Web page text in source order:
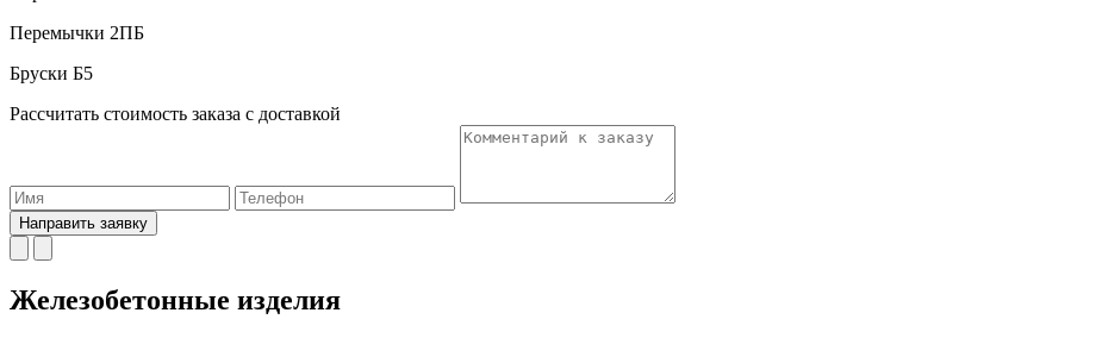
Перемычки 2ПБ
Бруски Б5
Рассчитать стоимость заказа с доставкой
Направить заявку
Железобетонные изделия